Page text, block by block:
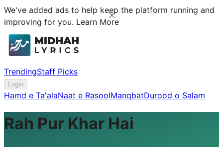
We've added ads to help keep the platform running and
improving for you. Learn More
TrendingStaff Picks
Login
Hamd e Ta'alaNaat e RasoolManqbatDurood o Salam
Rah Pur Khar Hai